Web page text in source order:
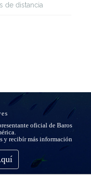
de distancia
oficial de Baros
y recibír más información